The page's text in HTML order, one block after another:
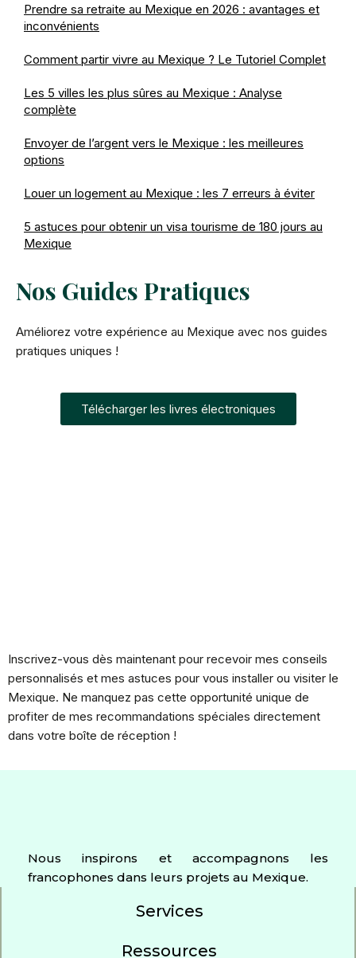
Prendre sa retraite au Mexique en 2026 : avantages et
inconvénients
Comment partir vivre au Mexique ? Le Tutoriel Complet
Les 5 villes les plus sûres au Mexique : Analyse
complète
Envoyer de l’argent vers le Mexique : les meilleures
options
Louer un logement au Mexique : les 7 erreurs à éviter
5 astuces pour obtenir un visa tourisme de 180 jours au
Mexique
Nos Guides Pratiques
Améliorez votre expérience au Mexique avec nos guides
pratiques uniques !
Télécharger les livres électroniques
Inscrivez-vous dès maintenant pour recevoir mes conseils
personnalisés et mes astuces pour vous installer ou visiter le
Mexique. Ne manquez pas cette opportunité unique de
profiter de mes recommandations spéciales directement
dans votre boîte de réception !
Nous inspirons et accompagnons les
francophones dans leurs projets au Mexique.
Services
Ressources